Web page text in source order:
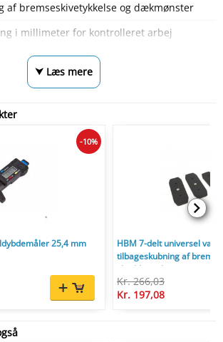
af bremseskivetykkelse og dækmønster
i millimeter for kontrolleret arbej
⮟ Læs mere
25,4 mm
-10%
HBM 7-delt universel
tilbageskubning af
skraldenøgle.
Kr. 266,03
Kr. 197,08